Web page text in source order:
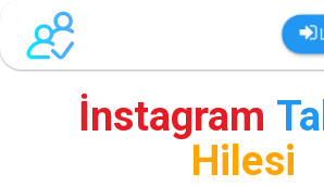
İnstagram
Hilesi